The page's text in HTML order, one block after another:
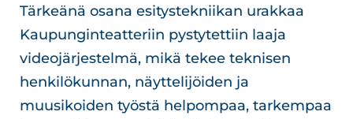
Tärkeänä osana esitystekniikan urakkaa
Kaupunginteatteriin pystytettiin laaja
videojärjestelmä, mikä tekee teknisen
henkilökunnan, näyttelijöiden ja
muusikoiden työstä helpompaa, tarkempaa